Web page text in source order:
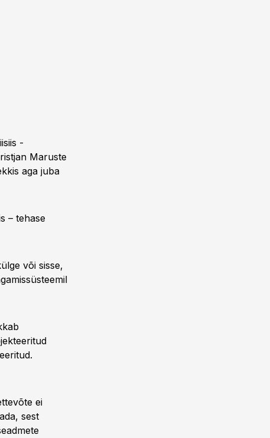
-
Maruste
aga juba
– tehase
või sisse,
ei
sest